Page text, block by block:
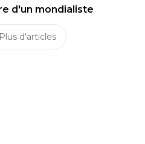
d'un mondialiste
Plus d'articles